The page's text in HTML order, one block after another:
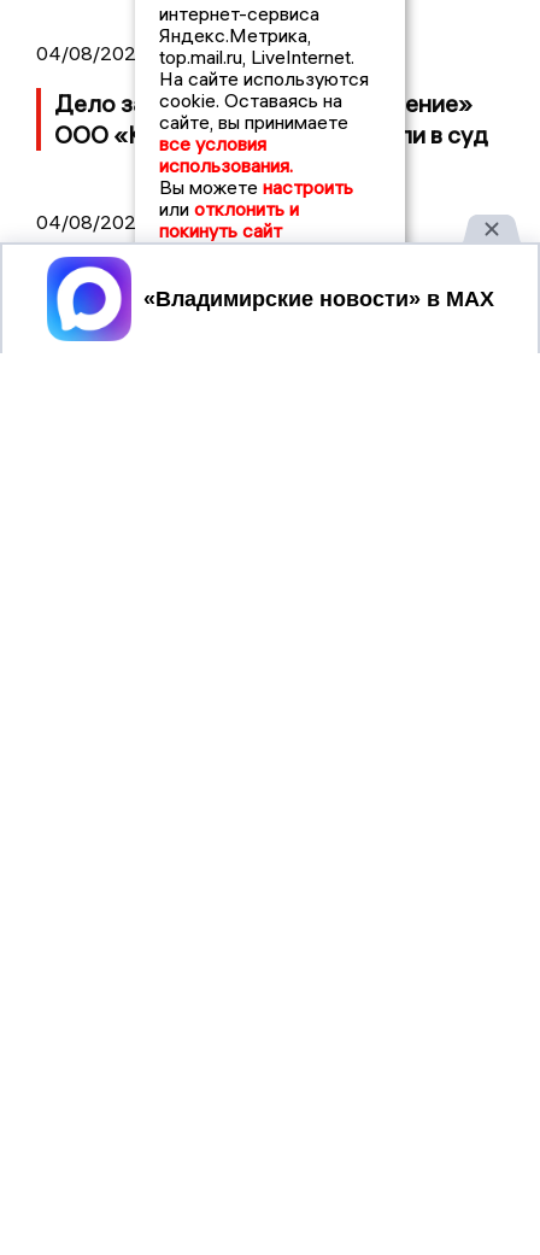
04/08/2026 15:40
Дело застройщика ЖК «Поколение»
ООО «Капитал Строй» передали в суд
04/08/2026 11:36
Юлию Калистову официально
представили в должности прокурора
Владимирской области
интернет-сервиса
Яндекс.Метрика,
top.mail.ru, LiveInternet.
На сайте используются
cookie. Оставаясь на
сайте, вы принимаете
все условия
использования.
Вы можете настроить
или отклонить и
покинуть сайт
Принять